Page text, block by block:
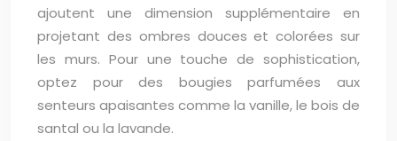
ajoutent une dimension supplémentaire en
projetant des ombres douces et colorées sur
les murs. Pour une touche de sophistication,
optez pour des bougies parfumées aux
senteurs apaisantes comme la vanille, le bois de
santal ou la lavande.